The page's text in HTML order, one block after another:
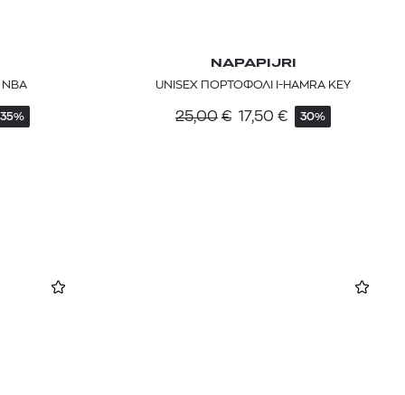
35%
NAPAPIJRI
UNISEX ΠΟΡΤΟΦΟΛΙ I-HAMRA KEY
25,00 € 17,50 € 30%